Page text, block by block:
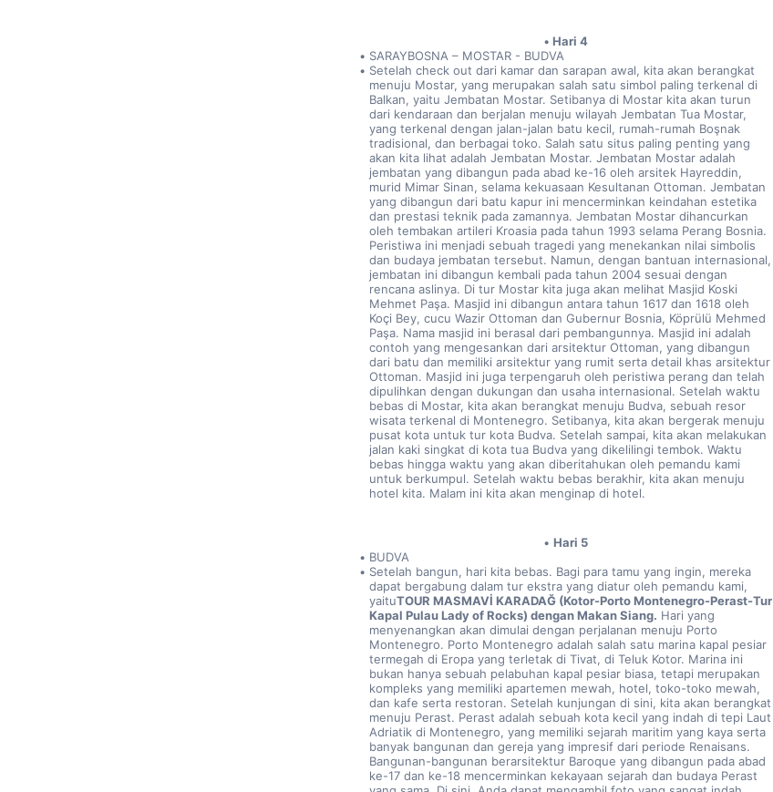
Hari 4
SARAYBOSNA – MOSTAR - BUDVA
Setelah check out dari kamar dan sarapan awal, kita akan berangkat
menuju Mostar, yang merupakan salah satu simbol paling terkenal di
Balkan, yaitu Jembatan Mostar. Setibanya di Mostar kita akan turun
dari kendaraan dan berjalan menuju wilayah Jembatan Tua Mostar,
yang terkenal dengan jalan-jalan batu kecil, rumah-rumah Boşnak
tradisional, dan berbagai toko. Salah satu situs paling penting yang
akan kita lihat adalah Jembatan Mostar. Jembatan Mostar adalah
jembatan yang dibangun pada abad ke-16 oleh arsitek Hayreddin,
murid Mimar Sinan, selama kekuasaan Kesultanan Ottoman. Jembatan
yang dibangun dari batu kapur ini mencerminkan keindahan estetika
dan prestasi teknik pada zamannya. Jembatan Mostar dihancurkan
oleh tembakan artileri Kroasia pada tahun 1993 selama Perang Bosnia.
Peristiwa ini menjadi sebuah tragedi yang menekankan nilai simbolis
dan budaya jembatan tersebut. Namun, dengan bantuan internasional,
jembatan ini dibangun kembali pada tahun 2004 sesuai dengan
rencana aslinya. Di tur Mostar kita juga akan melihat Masjid Koski
Mehmet Paşa. Masjid ini dibangun antara tahun 1617 dan 1618 oleh
Koçi Bey, cucu Wazir Ottoman dan Gubernur Bosnia, Köprülü Mehmed
Paşa. Nama masjid ini berasal dari pembangunnya. Masjid ini adalah
contoh yang mengesankan dari arsitektur Ottoman, yang dibangun
dari batu dan memiliki arsitektur yang rumit serta detail khas arsitektur
Ottoman. Masjid ini juga terpengaruh oleh peristiwa perang dan telah
dipulihkan dengan dukungan dan usaha internasional. Setelah waktu
bebas di Mostar, kita akan berangkat menuju Budva, sebuah resor
wisata terkenal di Montenegro. Setibanya, kita akan bergerak menuju
pusat kota untuk tur kota Budva. Setelah sampai, kita akan melakukan
jalan kaki singkat di kota tua Budva yang dikelilingi tembok. Waktu
bebas hingga waktu yang akan diberitahukan oleh pemandu kami
untuk berkumpul. Setelah waktu bebas berakhir, kita akan menuju
hotel kita. Malam ini kita akan menginap di hotel.
Hari 5
BUDVA
Setelah bangun, hari kita bebas. Bagi para tamu yang ingin, mereka
dapat bergabung dalam tur ekstra yang diatur oleh pemandu kami,
yaituTOUR MASMAVİ KARADAĞ (Kotor-Porto Montenegro-Perast-Tur
Kapal Pulau Lady of Rocks) dengan Makan Siang. Hari yang
menyenangkan akan dimulai dengan perjalanan menuju Porto
Montenegro. Porto Montenegro adalah salah satu marina kapal pesiar
termegah di Eropa yang terletak di Tivat, di Teluk Kotor. Marina ini
bukan hanya sebuah pelabuhan kapal pesiar biasa, tetapi merupakan
kompleks yang memiliki apartemen mewah, hotel, toko-toko mewah,
dan kafe serta restoran. Setelah kunjungan di sini, kita akan berangkat
menuju Perast. Perast adalah sebuah kota kecil yang indah di tepi Laut
Adriatik di Montenegro, yang memiliki sejarah maritim yang kaya serta
banyak bangunan dan gereja yang impresif dari periode Renaisans.
Bangunan-bangunan berarsitektur Baroque yang dibangun pada abad
ke-17 dan ke-18 mencerminkan kekayaan sejarah dan budaya Perast